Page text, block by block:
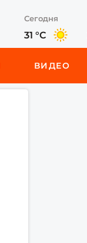
Сегодня
31 °C
ВИДЕО